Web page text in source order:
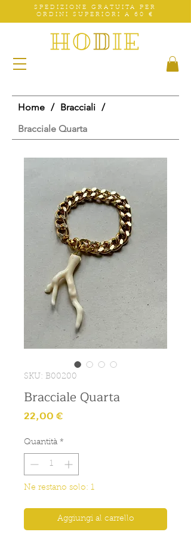
SPEDIZIONE GRATUITA PER
ORDINI SUPERIORI A 60 €
Home / Bracciali /
Bracciale Quarta
SKU: B00200
Bracciale Quarta
22,00 €Prezzo
Quantità *
Ne restano solo: 1
Aggiungi al carrello